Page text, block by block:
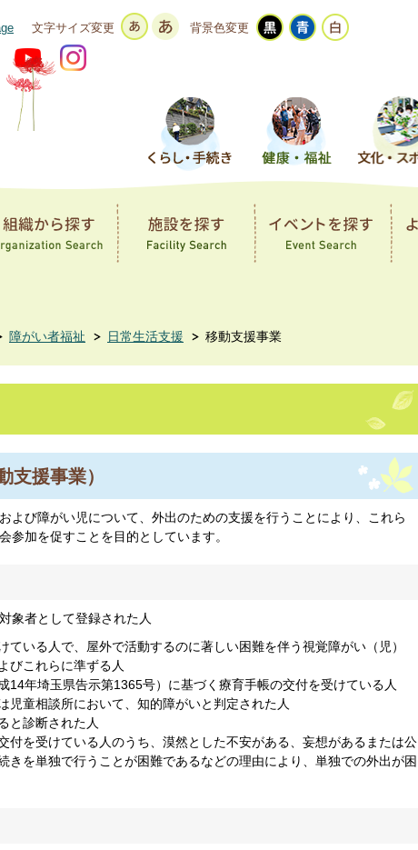
文字サイズ変更 背景色変更
障がい者福祉 日常生活支援 移動支援事業
支援事業）
よび障がい児について、外出のための支援を行うことにより、これら
参加を促すことを目的としています。
象者として登録された人
ている人で、屋外で活動するのに著しい困難を伴う視覚障がい（児）
びこれらに準ずる人
14年埼玉県告示第1365号）に基づく療育手帳の交付を受けている人
児童相談所において、知的障がいと判定された人
と診断された人
付を受けている人のうち、漠然とした不安がある、妄想があるまたは公
きを単独で行うことが困難であるなどの理由により、単独での外出が困